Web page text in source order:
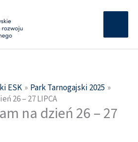
ESK
Park Tarnogajski 2025
26 – 27 LIPCA
na dzień 26 – 27